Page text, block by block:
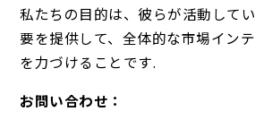
私たちの目的は、彼らが活動して
要を提供して、全体的な市場イン
を力づけることです.
お問い合わせ：